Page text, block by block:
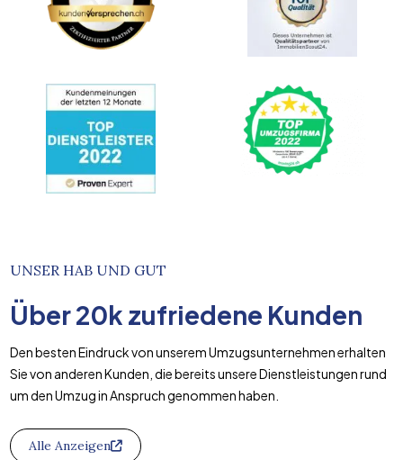
UNSER HAB UND GUT
Über20k zufriedene Kunden
Den besten Eindruck von unserem Umzugsunternehmen erhalten
Sie von anderen Kunden, die bereits unsere Dienstleistungen rund
um den Umzug in Anspruch genommen haben.
Alle Anzeigen